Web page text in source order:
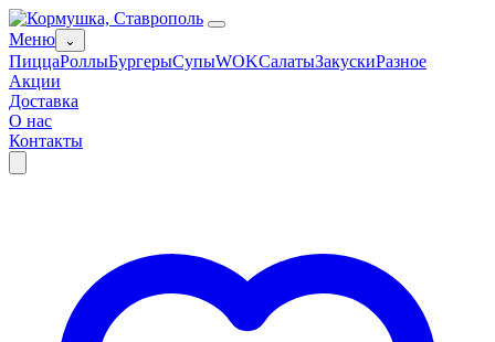
Меню ⌄
ПиццаРоллыБургерыСупыWOKСалатыЗакускиРазное
Акции
Доставка
О нас
Контакты